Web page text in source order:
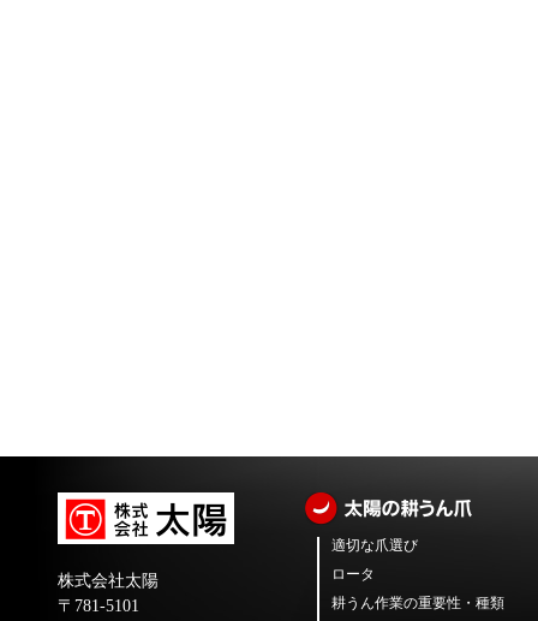
株式会社太陽
〒781-5101
適切な爪選び
ロータ
耕うん作業の重要性・種類